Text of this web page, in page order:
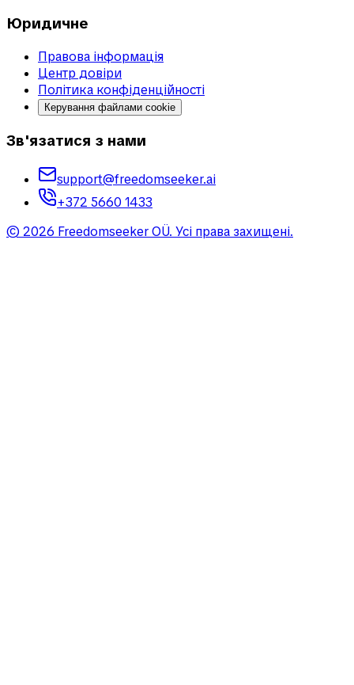
Юридичне
Правова інформація
Центр довіри
Політика конфіденційності
Керування файлами cookie
Зв'язатися з нами
support@freedomseeker.ai
+372 5660 1433
© 2026 Freedomseeker OÜ. Усі права захищені.